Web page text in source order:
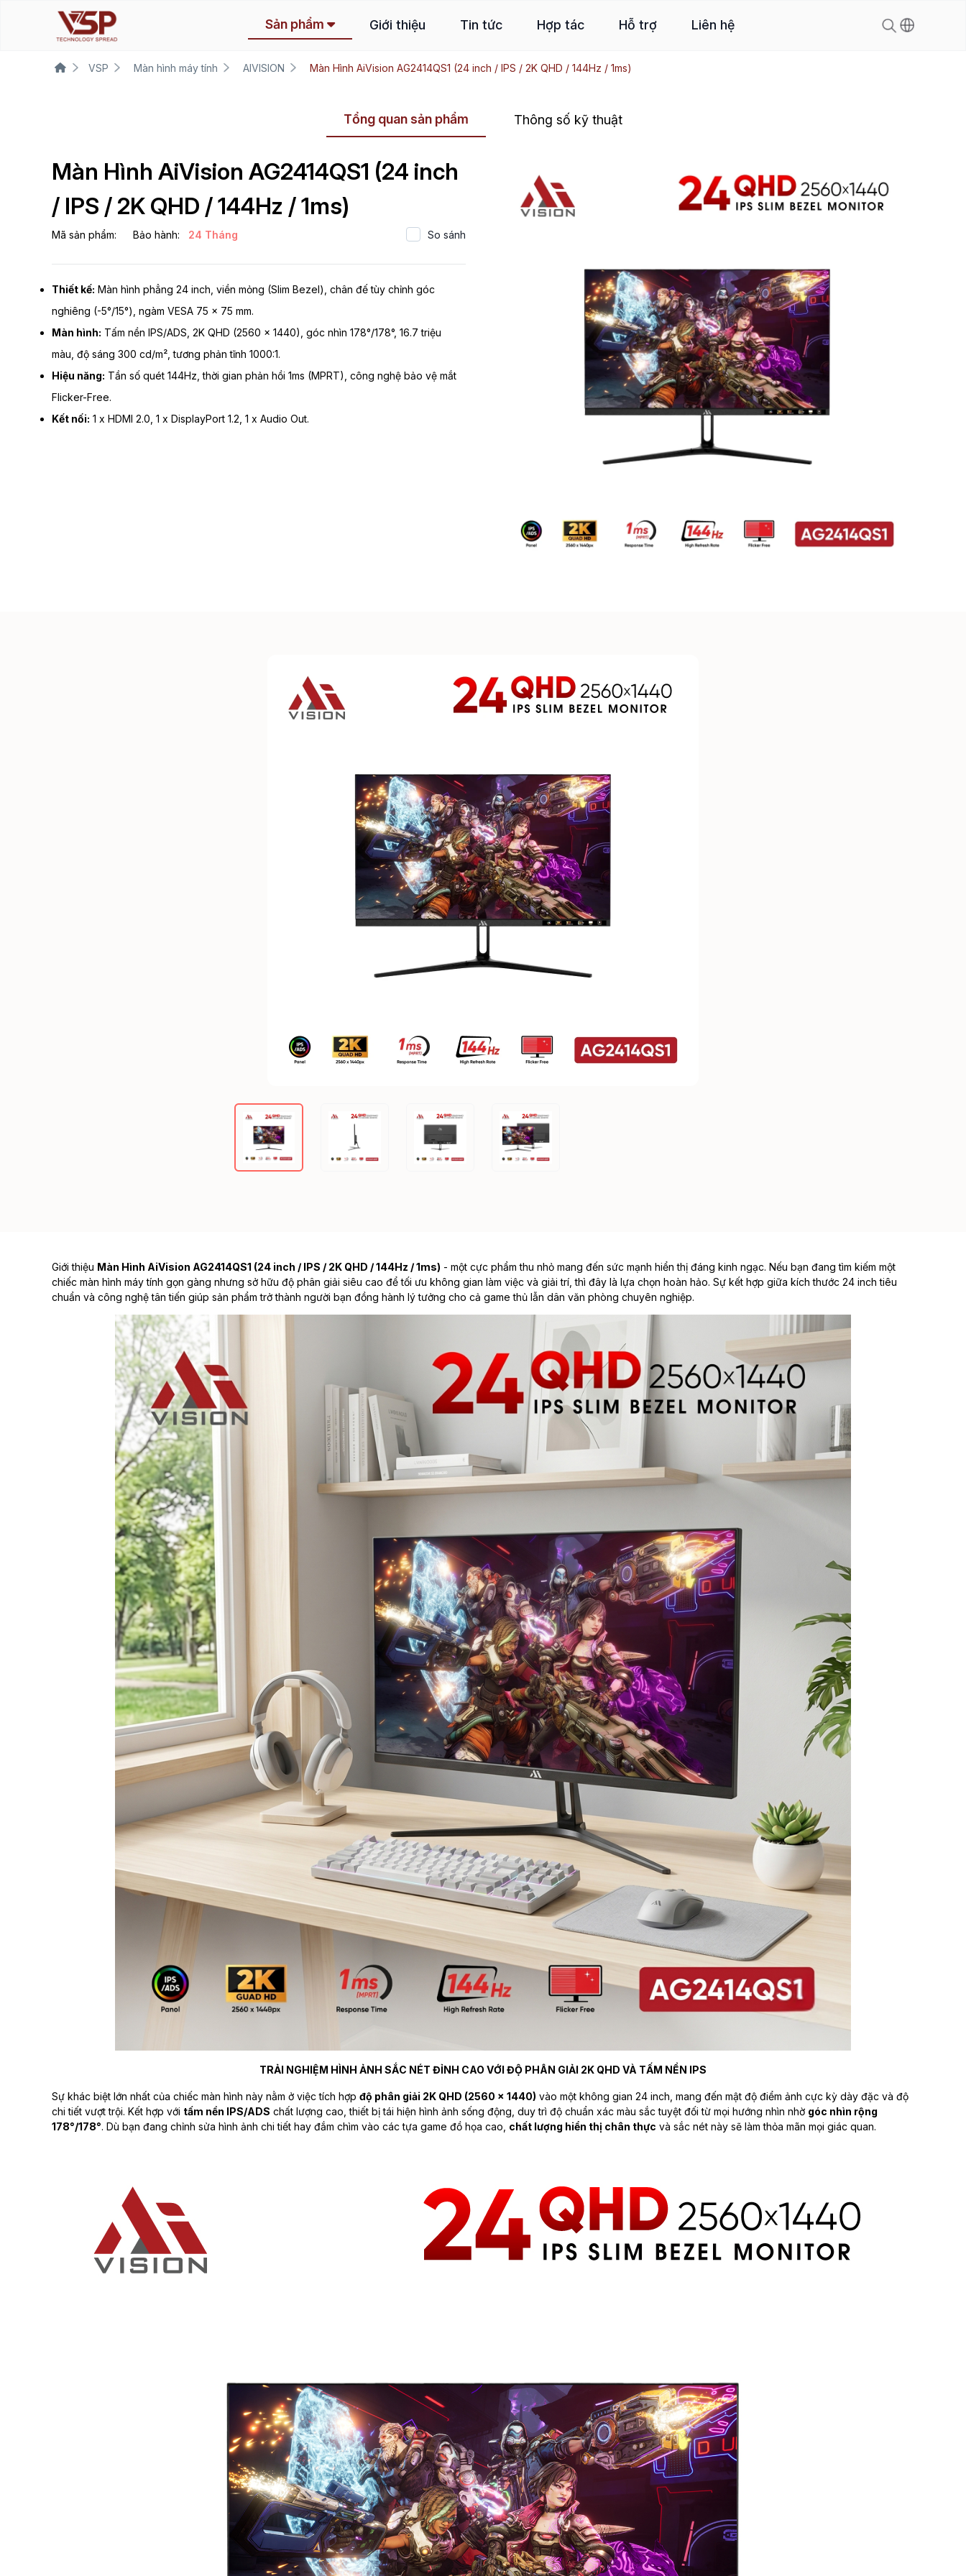
Sản phẩm Giới thiệu Tin tức Hợp tác Hỗ trợ Liên hệ
VSP Màn hình máy tính AIVISION Màn Hình AiVision AG2414QS1 (24 inch / IPS / 2K QHD / 144Hz / 1ms)
Tổng quan sản phẩm Thông số kỹ thuật
Màn Hình AiVision AG2414QS1 (24 inch
/ IPS / 2K QHD / 144Hz / 1ms)
Mã sản phẩm: Bảo hành: 24 Tháng So sánh
Thiết kế: Màn hình phẳng 24 inch, viền mỏng (Slim Bezel), chân đế tùy chỉnh góc
nghiêng (-5°/15°), ngàm VESA 75 x 75 mm.
Màn hình: Tấm nền IPS/ADS, 2K QHD (2560 x 1440), góc nhìn 178°/178°, 16.7 triệu
màu, độ sáng 300 cd/m², tương phản tĩnh 1000:1.
Hiệu năng: Tần số quét 144Hz, thời gian phản hồi 1ms (MPRT), công nghệ bảo vệ mắt
Flicker-Free.
Kết nối: 1 x HDMI 2.0, 1 x DisplayPort 1.2, 1 x Audio Out.
Giới thiệu Màn Hình AiVision AG2414QS1 (24 inch / IPS / 2K QHD / 144Hz / 1ms) - một cực phẩm thu nhỏ mang đến sức mạnh hiển thị đáng kinh ngạc. Nếu bạn đang tìm kiếm một
chiếc màn hình máy tính gọn gàng nhưng sở hữu độ phân giải siêu cao để tối ưu không gian làm việc và giải trí, thì đây là lựa chọn hoàn hảo. Sự kết hợp giữa kích thước 24 inch tiêu
chuẩn và công nghệ tân tiến giúp sản phẩm trở thành người bạn đồng hành lý tưởng cho cả game thủ lẫn dân văn phòng chuyên nghiệp.
TRẢI NGHIỆM HÌNH ẢNH SẮC NÉT ĐỈNH CAO VỚI ĐỘ PHÂN GIẢI 2K QHD VÀ TẤM NỀN IPS
Sự khác biệt lớn nhất của chiếc màn hình này nằm ở việc tích hợp độ phân giải 2K QHD (2560 x 1440) vào một không gian 24 inch, mang đến mật độ điểm ảnh cực kỳ dày đặc và độ
chi tiết vượt trội. Kết hợp với tấm nền IPS/ADS chất lượng cao, thiết bị tái hiện hình ảnh sống động, duy trì độ chuẩn xác màu sắc tuyệt đối từ mọi hướng nhìn nhờ góc nhìn rộng
178°/178°. Dù bạn đang chỉnh sửa hình ảnh chi tiết hay đắm chìm vào các tựa game đồ họa cao, chất lượng hiển thị chân thực và sắc nét này sẽ làm thỏa mãn mọi giác quan.